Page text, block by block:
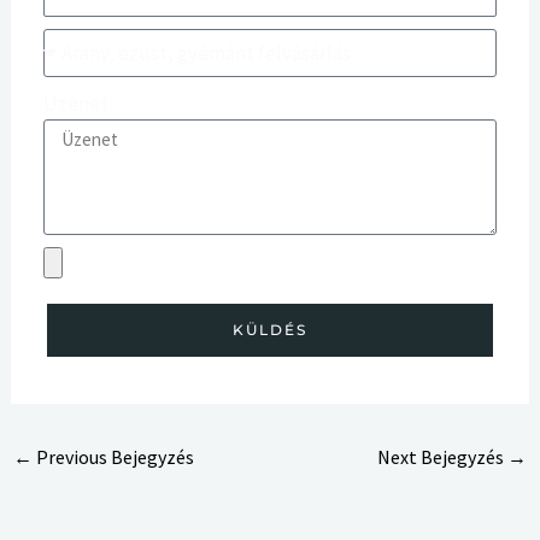
KÜLDÉS
← Previous Bejegyzés Next Bejegyzés →